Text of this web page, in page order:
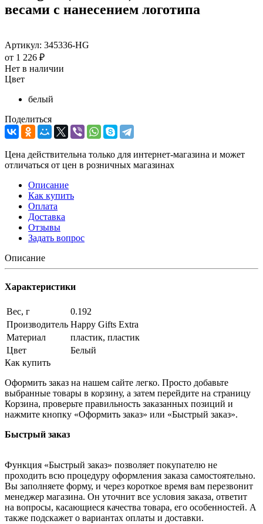
весами с нанесением логотипа
Артикул: 345336-HG
от 1 226 ₽
Нет в наличии
Цвет
белый
Поделиться
Цена действительна только для интернет-магазина и может
отличаться от цен в розничных магазинах
Описание
Как купить
Оплата
Доставка
Отзывы
Задать вопрос
Описание
Характеристики
Вес, г
0.192
Производитель Happy Gifts Extra
Материал
пластик, пластик
Цвет
Белый
Как купить
Оформить заказ на нашем сайте легко. Просто добавьте
выбранные товары в корзину, а затем перейдите на страницу
Корзина, проверьте правильность заказанных позиций и
нажмите кнопку «Оформить заказ» или «Быстрый заказ».
Быстрый заказ
Функция «Быстрый заказ» позволяет покупателю не
проходить всю процедуру оформления заказа самостоятельно.
Вы заполняете форму, и через короткое время вам перезвонит
менеджер магазина. Он уточнит все условия заказа, ответит
на вопросы, касающиеся качества товара, его особенностей. А
также подскажет о вариантах оплаты и доставки.